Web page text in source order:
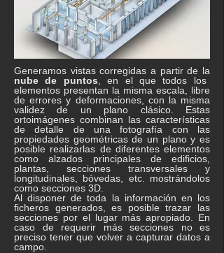
Generamos vistas corregidas a partir de la
nube de puntos , en el que todos los
elementos presentan la misma escala, libre
de errores y deformaciones, con la misma
validez de un plano clásico. Estas
ortoimágenes combinan las características
de detalle de una fotografía con las
propiedades geométricas de un plano y es
posible realizarlas de diferentes elementos
como alzados principales de edificios,
plantas, secciones transversales y
longitudinales, bóvedas, etc. mostrándolos
como secciones 3D.
Al disponer de toda la información en los
ficheros generados, es posible trazar las
secciones por el lugar más apropiado. En
caso de requerir más secciones no es
preciso tener que volver a capturar datos a
campo.